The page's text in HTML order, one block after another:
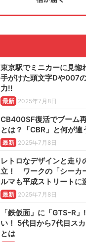
東京駅でミニカーに見惚
手がけた頭文字Dや007
力!!
最新 2025年7月8日
CB400SF復活でブーム
とは？「CBR」と何が違
最新 2025年7月8日
レトロなデザインと走り
立！ ワークの「シーカ
ルマも平成ストリートに
最新 2025年7月8日
「鉄仮面」に「GTS-R
い！ 5代目から7代目ス
とは